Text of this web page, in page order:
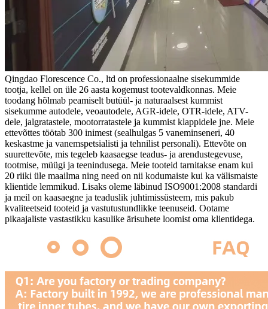
Qingdao Florescence Co., ltd on professionaalne sisekummide
tootja, kellel on üle 26 aasta kogemust tootevaldkonnas. Meie
toodang hõlmab peamiselt butüül- ja naturaalsest kummist
sisekumme autodele, veoautodele, AGR-idele, OTR-idele, ATV-
dele, jalgratastele, mootorratastele ja kummist klappidele jne. Meie
ettevõttes töötab 300 inimest (sealhulgas 5 vaneminseneri, 40
keskastme ja vanemspetsialisti ja tehnilist personali). Ettevõte on
suurettevõte, mis tegeleb kaasaegse teadus- ja arendustegevuse,
tootmise, müügi ja teenindusega. Meie tooteid tarnitakse enam kui
20 riiki üle maailma ning need on nii kodumaiste kui ka välismaiste
klientide lemmikud. Lisaks oleme läbinud ISO9001:2008 standardi
ja meil on kaasaegne ja teaduslik juhtimissüsteem, mis pakub
kvaliteetseid tooteid ja vastutustundlikke teenuseid. Ootame
pikaajaliste vastastikku kasulike ärisuhete loomist oma klientidega.